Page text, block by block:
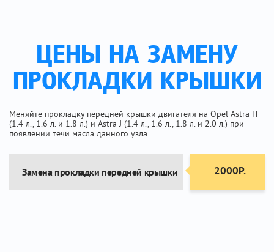
ЦЕНЫ НА ЗАМЕНУ
ПРОКЛАДКИ КРЫШКИ
Меняйте прокладку передней крышки двигателя на Opel Astra H
(1.4 л., 1.6 л. и 1.8 л.) и Astra J (1.4 л., 1.6 л., 1.8 л. и 2.0 л.) при
появлении течи масла данного узла.
Замена прокладки передней крышки 2000Р.